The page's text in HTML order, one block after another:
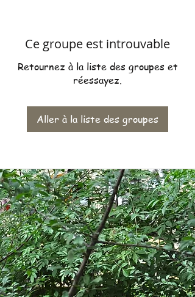
Ce groupe est introuvable
Retournez à la liste des groupes et
réessayez.
Aller à la liste des groupes